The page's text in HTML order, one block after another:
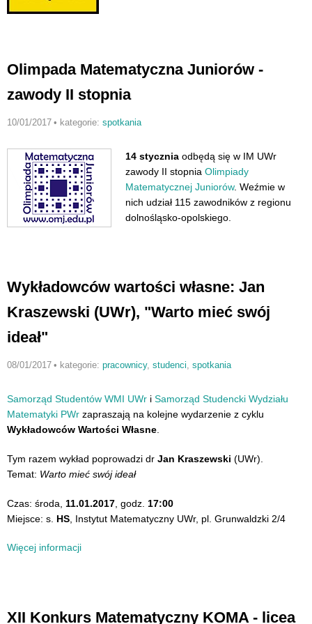
Olimpada Matematyczna Juniorów -
zawody II stopnia
10/01/2017 • kategorie: spotkania
14 stycznia odbędą się w IM UWr
zawody II stopnia Olimpiady
Matematycznej Juniorów. Weźmie w
nich udział 115 zawodników z regionu
dolnośląsko-opolskiego.
Wykładowców wartości własne: Jan
Kraszewski (UWr), "Warto mieć swój
ideał"
08/01/2017 • kategorie: pracownicy, studenci, spotkania
Samorząd Studentów WMI UWr i Samorząd Studencki Wydziału
Matematyki PWr zapraszają na kolejne wydarzenie z cyklu
Wykładowców Wartości Własne.
Tym razem wykład poprowadzi dr Jan Kraszewski (UWr).
Temat: Warto mieć swój ideał
Czas: środa, 11.01.2017 , godz. 17:00
Miejsce: s. HS , Instytut Matematyczny UWr, pl. Grunwaldzki 2/4
Więcej informacji
XII Konkurs Matematyczny KOMA - licea